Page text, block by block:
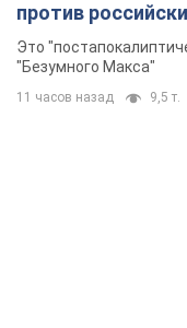
против
Фото
Это
"Безумного Макса"
11 часов назад 9,5 т.